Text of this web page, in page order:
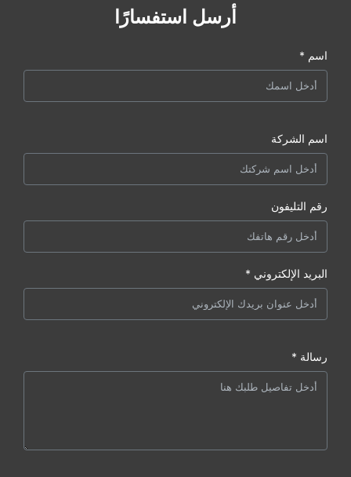
أرسل استفسارًا
اسم *
اسم الشركة
رقم التليفون
البريد الإلكتروني *
رسالة *